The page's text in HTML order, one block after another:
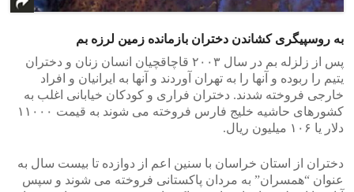
به روسپیگری کشاندن دختران بازمانده زمین لرزه بم
پس از زلزله بم در سال ۲۰۰۳ قاچاقچیان انسان زنان و دختران
یتیم را ربوده و آنها را به تهران آوردند و آنها به ایرانیان و افراد
خارجی فروخته شدند. دختران فراری و کودکان خیابانی اغلب به
کشورهای حاشیه خلیج فارس فروخته می شوند به قیمت ۱۱۰۰۰
دلار یا ۱۰۶ میلیون ریال.
دختران از استان خراسان با سنین اعم از دوازده تا بیست سال به
عنوان “همسران” به مردان پاکستانی فروخته می شوند و سپس